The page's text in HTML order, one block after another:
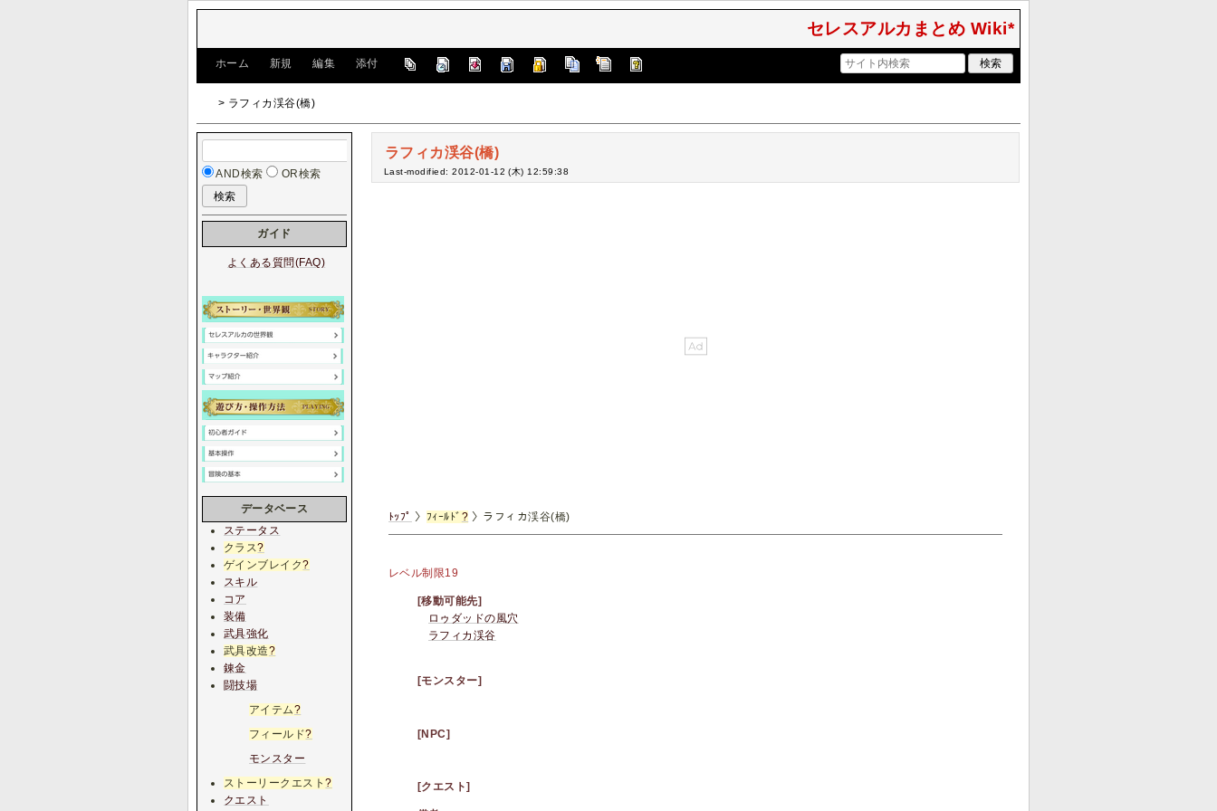
セレスアルカまとめ Wiki*
ホーム 新規 編集 添付
> ラフィカ渓谷(橋)
ラフィカ渓谷(橋)
Last-modified: 2012-01-12 (木) 12:59:38
ﾄｯﾌﾟ 〉 ﾌｨｰﾙﾄﾞ ? 〉ラフィカ渓谷(橋)
レベル制限19
[移動可能先]
ロゥダッドの風穴
ラフィカ渓谷
[モンスター]
[NPC]
[クエスト]
AND検索 OR検索
ガイド
よくある質問(FAQ)
データベース
ステータス
クラス?
ゲインブレイク?
スキル
コア
装備
武具強化
武具改造?
錬金
闘技場
アイテム?
フィールド?
モンスター
ストーリークエスト?
クエスト